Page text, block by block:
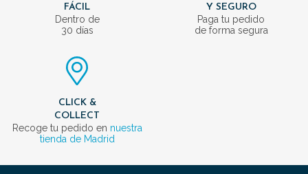
FÁCIL
Dentro de
30 días
Y SEGURO
Paga tu pedido
de forma segura
CLICK &
COLLECT
Recoge tu pedido en nuestra
tienda de Madrid